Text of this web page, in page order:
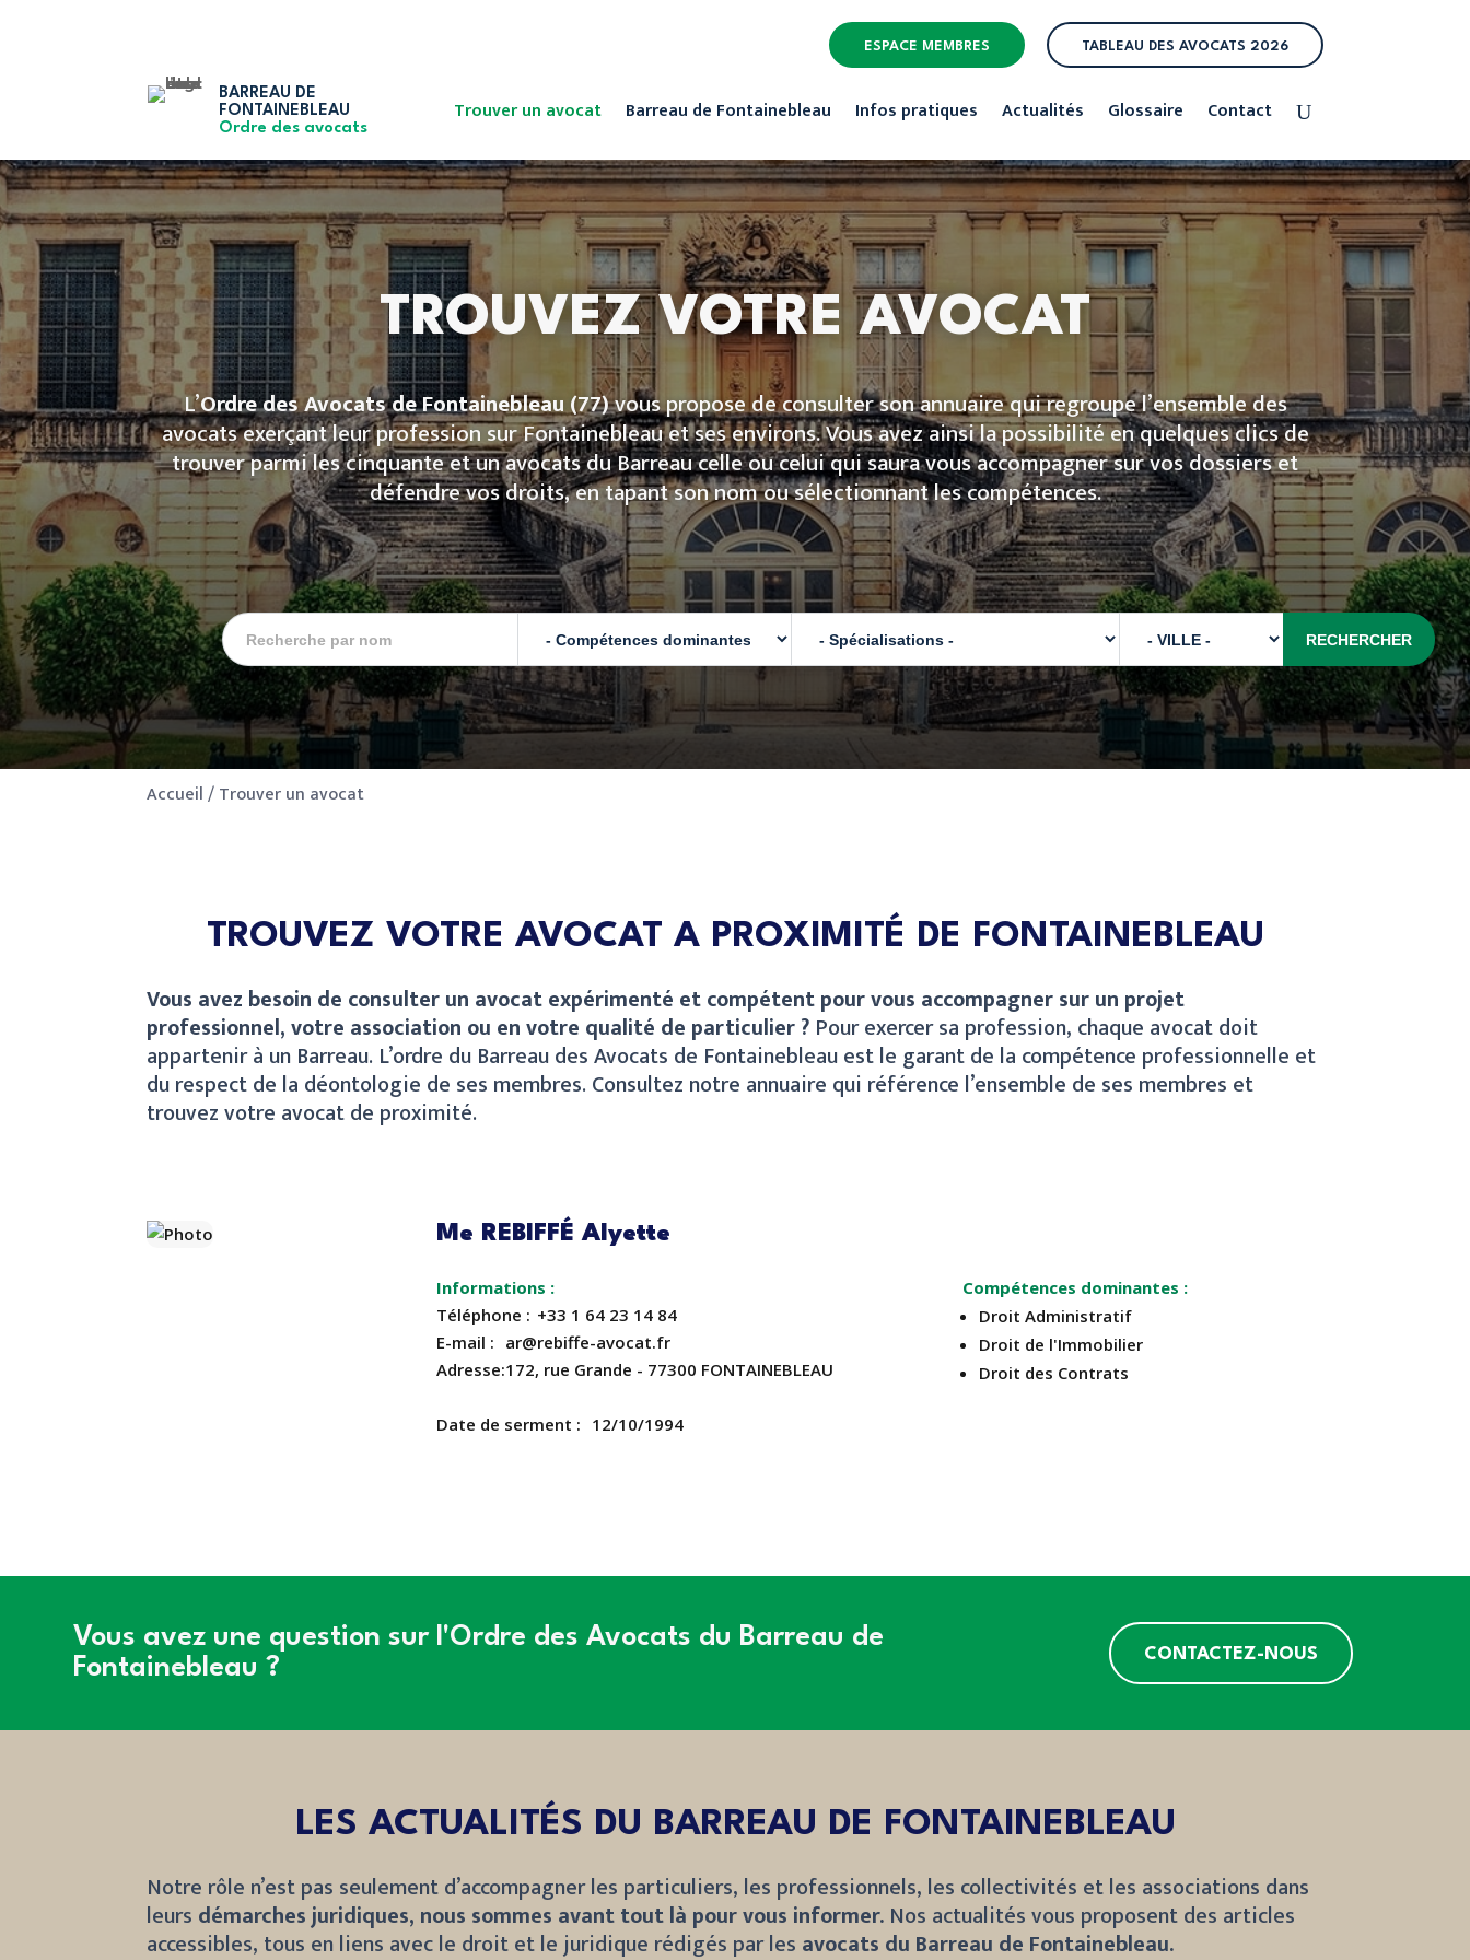
ESPACE MEMBRES TABLEAU DES AVOCATS 2026
BARREAU DE
FONTAINEBLEAU
Ordre des avocats
Trouver un avocat Barreau de Fontainebleau Infos pratiques Actualités Glossaire Contact
TROUVEZ VOTRE AVOCAT
L’Ordre des Avocats de Fontainebleau(77)vous propose de consulter son annuaire qui regroupe l’ensemble des
avocats exerçant leur profession sur Fontainebleau et ses environs. Vous avez ainsi la possibilité en quelques clics de
trouver parmi les cinquante et un avocats du Barreau celle ou celui qui saura vous accompagner sur vos dossiers et
défendre vos droits, en tapant son nom ou sélectionnant les compétences.
Accueil/Trouver un avocat
TROUVEZ VOTRE AVOCAT A PROXIMITÉ DE FONTAINEBLEAU
Vous avez besoin de consulter un avocat expérimenté et compétent pour vous accompagner sur un projet
professionnel, votre association ou en votre qualité de particulier ? Pour exercer sa profession, chaque avocat doit
appartenir à un Barreau. L’ordre du Barreau des Avocats de Fontainebleau est le garant de la compétence professionnelle et
du respect de la déontologie de ses membres. Consultez notre annuaire qui référence l’ensemble de ses membres et
trouvez votre avocat de proximité.
Me REBIFFÉ Alyette
Compétences dominantes
Droit Administratif
Droit de l'Immobilier
Droit des Contrats
Téléphone
+33 1 64 23 14 84
E-mail
ar@rebiffe-avocat.fr
Date de serment 12/10/1994
Adresse 172, rue Grande - 77300 FONTAINEBLEAU
Vous avez une question sur l'Ordre des Avocats du Barreau de
Fontainebleau ?
CONTACTEZ-NOUS
LES ACTUALITÉS DU BARREAU DE FONTAINEBLEAU
Notre rôle n’est pas seulement d’accompagner les particuliers, les professionnels, les collectivités et les associations dans
leurs démarches juridiques, nous sommes avant tout là pour vous informer. Nos actualités vous proposent des articles
accessibles, tous en liens avec le droit et le juridique rédigés par les avocats du Barreau de Fontainebleau.